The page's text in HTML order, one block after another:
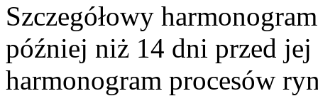
Szczegółowy
później niż 14 dni przed
harmonogram procesów